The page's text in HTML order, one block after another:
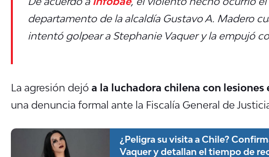
departamento de la alcaldía Gustavo A. Madero
intentó golpear a Stephanie Vaquer y la empujó
La agresión dejó a la luchadora chilena con lesiones
una denuncia formal ante la Fiscalía General de
¿Peligra su visita a Chile?
Vaquer y detallan el tiempo de